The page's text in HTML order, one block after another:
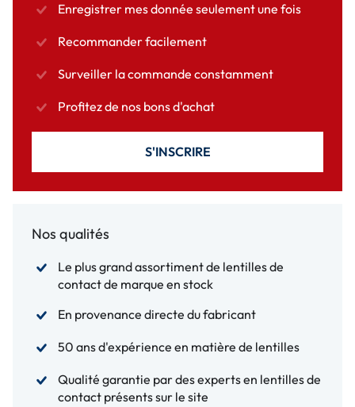
Enregistrer mes donnée seulement une fois
Recommander facilement
Surveiller la commande constamment
Profitez de nos bons d'achat
S'INSCRIRE
Nos qualités
Le plus grand assortiment de lentilles de
contact de marque en stock
En provenance directe du fabricant
50 ans d'expérience en matière de lentilles
Qualité garantie par des experts en lentilles de
contact présents sur le site